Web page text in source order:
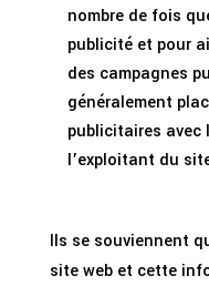
nombre de fois
publicité et pour
des campagnes
généralement
publicitaires
l’exploitant du
Ils se souviennent
site web et cette